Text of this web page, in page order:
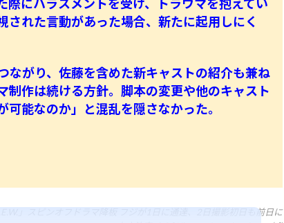
際にハラスメントを受け、トラウマを抱えてい
された言動があった場合、新たに起用しにく
ながり、佐藤を含めた新キャストの紹介も兼ね
制作は続ける方針。脚本の変更や他のキャスト
能なのか」と混乱を隠さなかった。
」スピンオフドラマ降板 フジが1日に通達、2日撮影初日も前日に